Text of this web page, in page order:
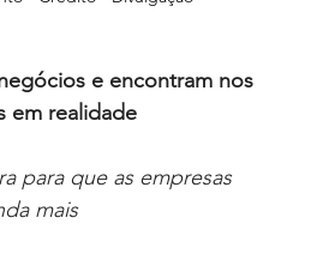
e encontram nos
em realidade
para que as empresas
mais